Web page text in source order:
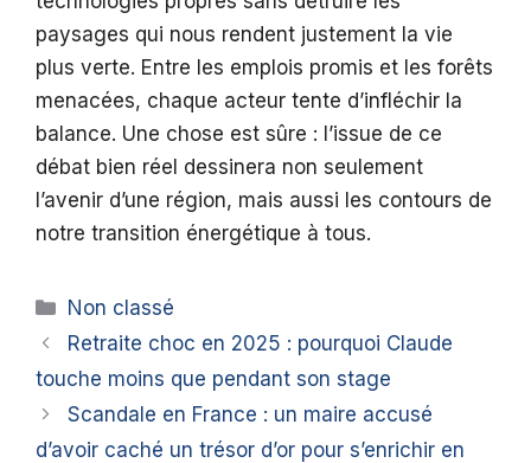
paysages qui nous rendent justement la vie
plus verte. Entre les emplois promis et les forêts
menacées, chaque acteur tente d’infléchir la
balance. Une chose est sûre : l’issue de ce
débat bien réel dessinera non seulement
l’avenir d’une région, mais aussi les contours de
notre transition énergétique à tous.
Catégories
Non classé
Retraite choc en 2025 : pourquoi Claude
touche moins que pendant son stage
Scandale en France : un maire accusé
d’avoir caché un trésor d’or pour s’enrichir en